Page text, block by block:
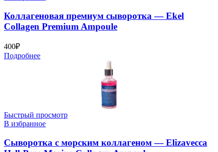
Коллагеновая премиум сыворотка — Ekel
Collagen Premium Ampoule
400₽
Подробнее
Быстрый просмотр
В избранное
Сыворотка с морским коллагеном — Elizavecca